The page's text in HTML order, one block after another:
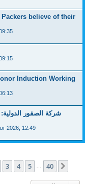
believe of their
Induction Working
2026, 12:49
из 40
3 4 5 40